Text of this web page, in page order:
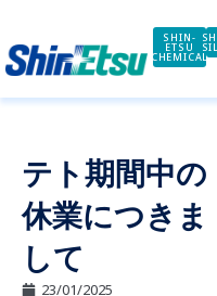
容
を
ス
SHIN-
ETSU
CHEMICAL
テト期間中の
休業につきま
して
23/01/2025